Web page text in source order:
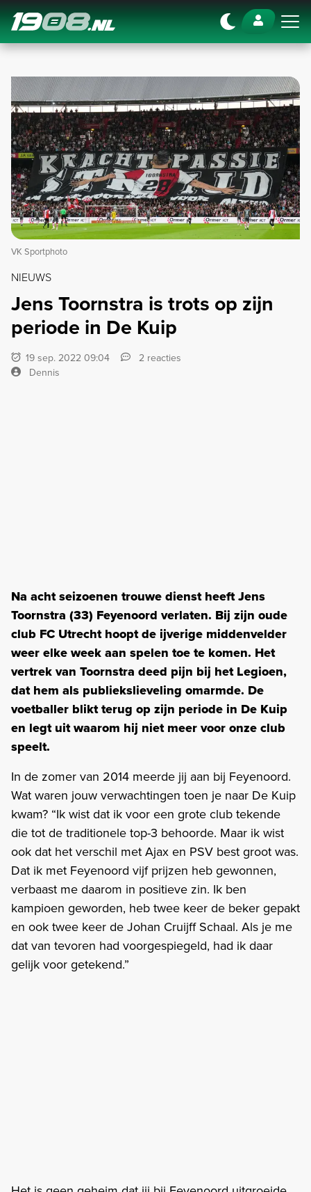
Navigation
VK Sportphoto
NIEUWS
Jens Toornstra is trots op zijn
periode in De Kuip
19 sep. 2022 09:04
2 reacties
Dennis
Na acht seizoenen trouwe dienst heeft Jens
Toornstra (33) Feyenoord verlaten. Bij zijn oude
club FC Utrecht hoopt de ijverige middenvelder
weer elke week aan spelen toe te komen. Het
vertrek van Toornstra deed pijn bij het Legioen,
dat hem als publiekslieveling omarmde. De
voetballer blikt terug op zijn periode in De Kuip
en legt uit waarom hij niet meer voor onze club
speelt.
In de zomer van 2014 meerde jij aan bij Feyenoord.
Wat waren jouw verwachtingen toen je naar De Kuip
kwam? “Ik wist dat ik voor een grote club tekende
die tot de traditionele top-3 behoorde. Maar ik wist
ook dat het verschil met Ajax en PSV best groot was.
Dat ik met Feyenoord vijf prijzen heb gewonnen,
verbaast me daarom in positieve zin. Ik ben
kampioen geworden, heb twee keer de beker gepakt
en ook twee keer de Johan Cruijff Schaal. Als je me
dat van tevoren had voorgespiegeld, had ik daar
gelijk voor getekend.”